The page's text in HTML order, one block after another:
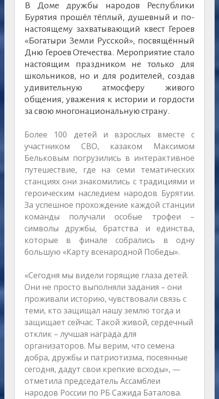
В Доме дружбы народов Республики
Бурятия прошёл тёплый, душевный и по-
настоящему захватывающий квест Героев
«Богатыри Земли Русской», посвящённый
Дню Героев Отечества. Мероприятие стало
настоящим праздником не только для
школьников, но и для родителей, создав
удивительную атмосферу живого
общения, уважения к истории и гордости
за свою многонациональную страну.
Более 100 детей и взрослых вместе с
участником СВО, казаком Максимом
Бельковым погрузились в интерактивное
путешествие, где на семи тематических
станциях они знакомились с традициями и
героическим наследием народов Бурятии.
За успешное прохождение каждой станции
команды получали особые трофеи –
символы дружбы, братства и единства,
которые в финале собрались в одну
большую «Карту всенародной Победы».
«Сегодня мы видели горящие глаза детей.
Они не просто выполняли задания – они
проживали историю, чувствовали связь с
теми, кто защищал нашу землю тогда и
защищает сейчас. Такой живой, сердечный
отклик – лучшая награда для
организаторов. Мы верим, что семена
добра, дружбы и патриотизма, посеянные
сегодня, дадут свои крепкие всходы», —
отметила председатель Ассамблеи
народов России по РБ Сажида Баталова.